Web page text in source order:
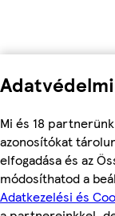
Mi és 18
azonosítókat
elfogadása és az
módosíthatod a
Adatkezelési és